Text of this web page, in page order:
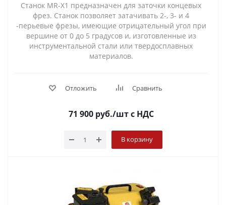
Станок MR-X1 предназначен для заточки концевых
фрез. Станок позволяет затачивать 2-, 3- и 4
-перьевые фрезы, имеющие отрицательный угол при
вершине от 0 до 5 градусов и, изготовленные из
инструментальной стали или твердосплавных
материалов.
Отложить Сравнить
71 900 руб./штс НДС
В корзину